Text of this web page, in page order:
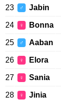
23 ♂ Jabin
24 ♀ Bonna
25 ♂ Aaban
26 ♀ Elora
27 ♀ Sania
28 ♀ Jinia